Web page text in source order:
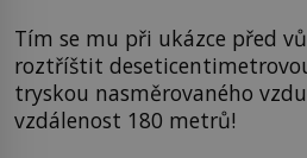
Tím se mu při ukázce před
roztříštit
tryskou nasměrovaného
vzdálenost 180 metrů!